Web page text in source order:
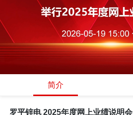
简介
罗平锌电 2025年度网上业绩说明会